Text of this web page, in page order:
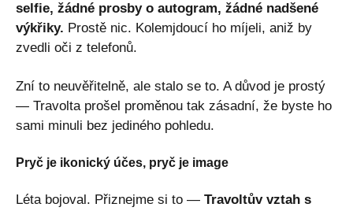
selfie, žádné prosby o autogram, žádné nadšené
výkřiky. Prostě nic. Kolemjdoucí ho míjeli, aniž by
zvedli oči z telefonů.
Zní to neuvěřitelně, ale stalo se to. A důvod je prostý
— Travolta prošel proměnou tak zásadní, že byste ho
sami minuli bez jediného pohledu.
Pryč je ikonický účes, pryč je image
Léta bojoval. Přiznejme si to — Travoltův vztah s